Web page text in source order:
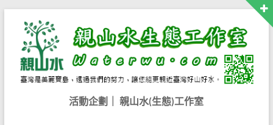
活動企劃｜ 親山水(生態)工作室